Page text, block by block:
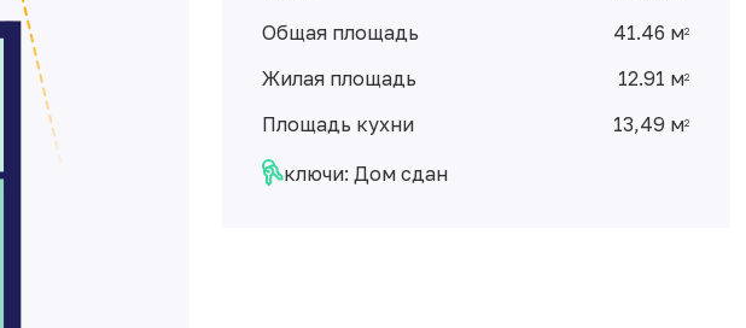
Общая площадь
41.46 м2
Жилая площадь 12.91 м2
Площадь кухни 13,49 м2
ключи: Дом сдан